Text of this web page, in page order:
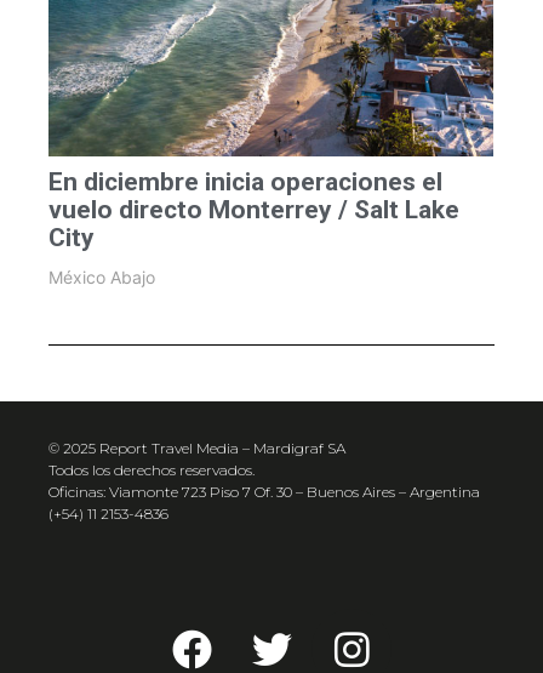
En diciembre inicia operaciones el
vuelo directo Monterrey / Salt Lake
City
México Abajo
© 2025 Report Travel Media – Mardigraf SA
Todos los derechos reservados.
Oficinas: Viamonte 723 Piso 7 Of. 30 – Buenos Aires – Argentina
(+54) 11 2153-4836